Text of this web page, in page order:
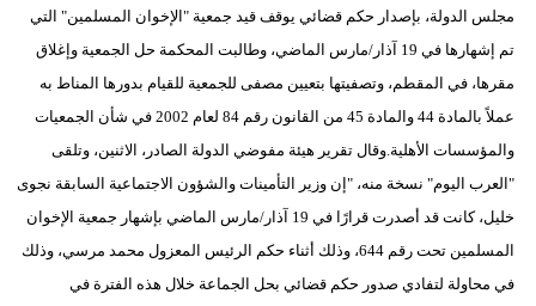
وتكنولوجيا
بيئة
أبراج
فيديو
سيارات
مجلس الدولة، بإصدار حكم قضائي يوقف قيد جمعية "الإخوان المسلمين" التي
تم إشهارها في 19 آذار/مارس الماضي، وطالبت المحكمة حل الجمعية وإغلاق
مقرها، في المقطم، وتصفيتها بتعيين مصفى للجمعية للقيام بدورها المناط به
عملاً بالمادة 44 والمادة 45 من القانون رقم 84 لعام 2002 في شأن الجمعيات
والمؤسسات الأهلية.وقال تقرير هيئة مفوضي الدولة الصادر، الاثنين، وتلقى
"العرب اليوم" نسخة منه، "إن وزير التأمينات والشؤون الاجتماعية السابقة نجوى
خليل، كانت قد أصدرت قرارًا في 19 آذار/مارس الماضي بإشهار جمعية الإخوان
المسلمين تحت رقم 644، وذلك أثناء حكم الرئيس المعزول محمد مرسي، وذلك
في محاولة لتفادي صدور حكم قضائي بحل الجماعة خلال هذه الفترة في